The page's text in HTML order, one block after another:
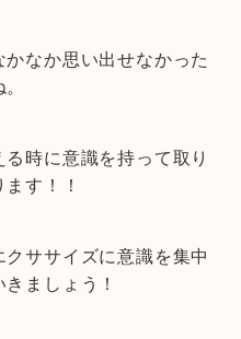
なか思い出せなかった
時に意識を持って取り
す！！
ササイズに意識を集中
ましょう！